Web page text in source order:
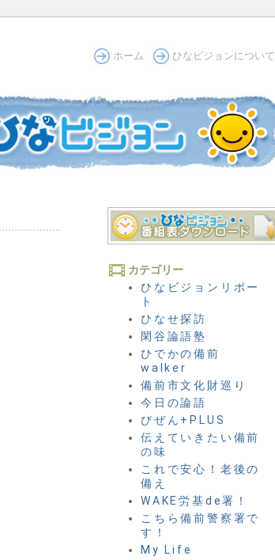
ホーム ひなビジョンについて
カテゴリー
ひなビジョンリポー
ト
ひなせ探訪
閑谷論語塾
ひでかの備前
walker
備前市文化財巡り
今日の論語
びぜん+PLUS
伝えていきたい備前
の味
これで安心！老後の
備え
WAKE労基de署！
こちら備前警察署で
す！
My Life